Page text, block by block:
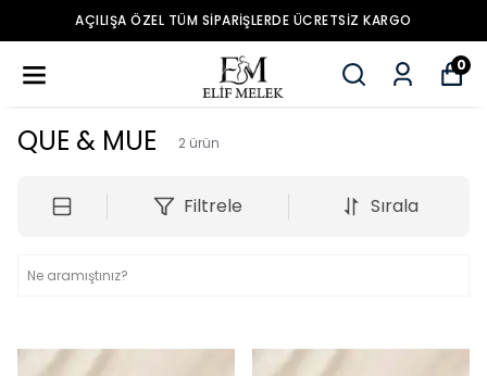
AÇILIŞA ÖZEL TÜM SIPARIŞLERDE ÜCRETSIZ KARGO
0
QUE & MUE 2 ürün
Filtrele Sırala